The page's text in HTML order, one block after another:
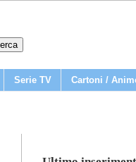
Serie TV Cartoni /